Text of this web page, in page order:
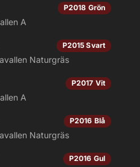
P2018 Grön
A
P2015 Svart
Naturgräs
P2017 Vit
A
P2016 Blå
Naturgräs
P2016 Gul